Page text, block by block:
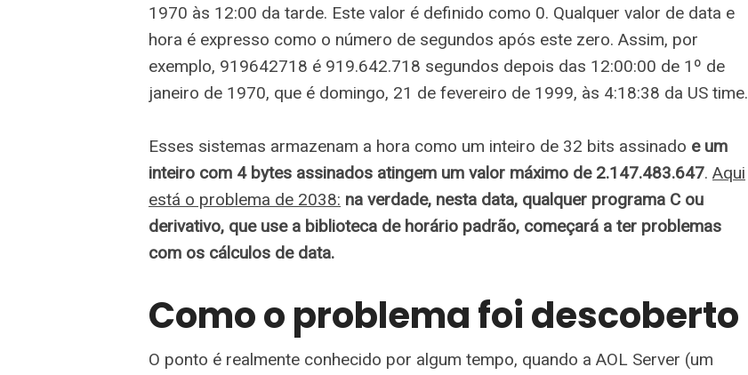
1970 às 12:00 da tarde. Este valor é definido como 0. Qualquer valor de data e
hora é expresso como o número de segundos após este zero. Assim, por
exemplo, 919642718 é 919.642.718 segundos depois das 12:00:00 de 1º de
janeiro de 1970, que é domingo, 21 de fevereiro de 1999, às 4:18:38 da US time.
Esses sistemas armazenam a hora como um inteiro de 32 bits assinado e um
inteiro com 4 bytes assinados atingem um valor máximo de 2.147.483.647. Aqui
está o problema de 2038: na verdade, nesta data, qualquer programa C ou
derivativo, que use a biblioteca de horário padrão, começará a ter problemas
com os cálculos de data.
Como o problema foi descoberto
O ponto é realmente conhecido por algum tempo, quando a AOL Server (um